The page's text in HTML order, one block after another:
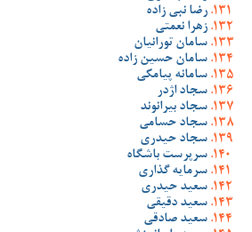
رضا نبی زاده
زهرا نعمتی
سامان تورانیان
سامان حسین زاده
سامانه پیامکی
سجاد اژدر
سجاد بیرانوند
سجاد حسامی
سجاد حیدری
سرپرست باشگاه
سرمایه گذاری
سعید حیدری
سعید دقیقی
سعید صادقی